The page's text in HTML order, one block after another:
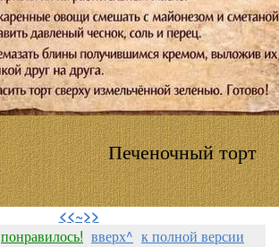
Печеночный торт
⠀
<<~>>
понравилось! вверх^ к полной версии